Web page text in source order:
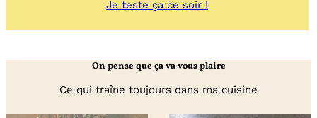
Je teste ça ce soir !
de
séchés
On pense que ça va vous plaire
Ce qui traîne toujours dans ma cuisine